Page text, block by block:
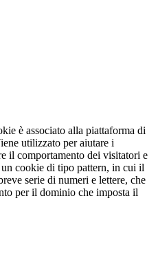
è associato alla piattaforma di
utilizzato per aiutare i
il comportamento dei visitatori e
cookie di tipo pattern, in cui il
serie di numeri e lettere, che
per il dominio che imposta il